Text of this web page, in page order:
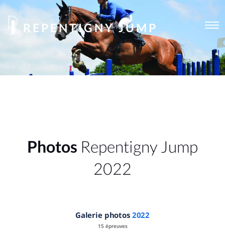
REPENTIGNY JUMP
Photos Repentigny Jump
2022
Galerie photos 2022
15 épreuves